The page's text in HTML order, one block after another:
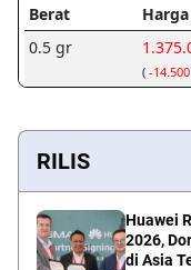
RILIS
Huawei
2026,
di Asia